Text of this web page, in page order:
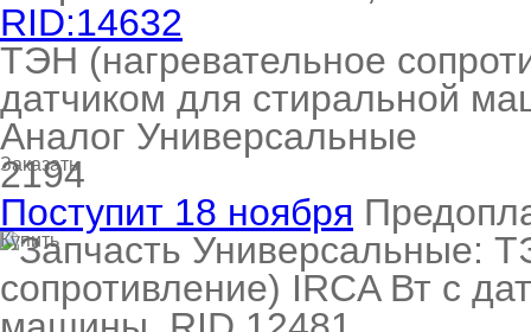
RID:14632
ТЭН (нагревательное
датчиком для стиральной
Аналог Универсальные
Заказать
2194
Поступит 18 ноября
Купить